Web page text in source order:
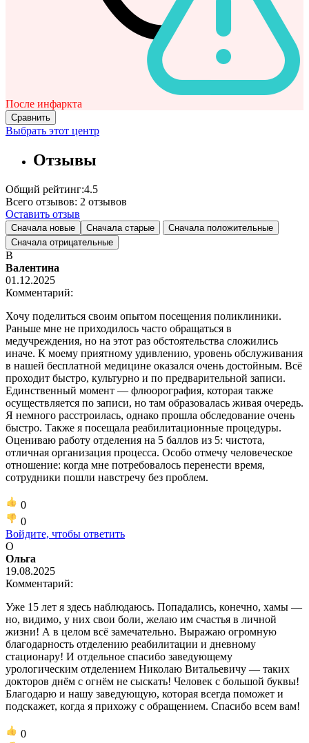
После инфаркта
Сравнить
Выбрать этот центр
Отзывы
Общий рейтинг:4.5
Всего отзывов: 2 отзывов
Оставить отзыв
Сначала новые Сначала старые
Сначала положительные
Сначала отрицательные
В
Валентина
01.12.2025
Комментарий:
Хочу поделиться своим опытом посещения поликлиники.
Раньше мне не приходилось часто обращаться в
медучреждения, но на этот раз обстоятельства сложились
иначе. К моему приятному удивлению, уровень обслуживания
в нашей бесплатной медицине оказался очень достойным. Всё
проходит быстро, культурно и по предварительной записи.
Единственный момент — флюорография, которая также
осуществляется по записи, но там образовалась живая очередь.
Я немного расстроилась, однако прошла обследование очень
быстро. Также я посещала реабилитационные процедуры.
Оцениваю работу отделения на 5 баллов из 5: чистота,
отличная организация процесса. Особо отмечу человеческое
отношение: когда мне потребовалось перенести время,
сотрудники пошли навстречу без проблем.
0
0
Войдите, чтобы ответить
О
Ольга
19.08.2025
Комментарий:
Уже 15 лет я здесь наблюдаюсь. Попадались, конечно, хамы —
но, видимо, у них свои боли, желаю им счастья в личной
жизни! А в целом всё замечательно. Выражаю огромную
благодарность отделению реабилитации и дневному
стационару! И отдельное спасибо заведующему
урологическим отделением Николаю Витальевичу — таких
докторов днём с огнём не сыскать! Человек с большой буквы!
Благодарю и нашу заведующую, которая всегда поможет и
подскажет, когда я прихожу с обращением. Спасибо всем вам!
0